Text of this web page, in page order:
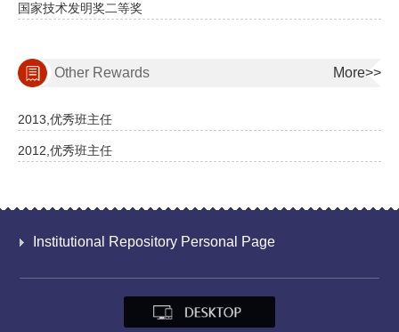
国家技术发明奖二等奖
Other Rewards More>>
2013,优秀班主任
2012,优秀班主任
Institutional Repository Personal Page